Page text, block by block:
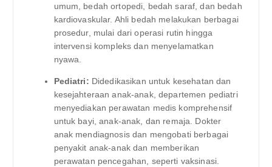
umum, bedah ortopedi, bedah saraf, dan bedah
kardiovaskular. Ahli bedah melakukan berbagai
prosedur, mulai dari operasi rutin hingga
intervensi kompleks dan menyelamatkan
nyawa.
Pediatri: Didedikasikan untuk kesehatan dan
kesejahteraan anak-anak, departemen pediatri
menyediakan perawatan medis komprehensif
untuk bayi, anak-anak, dan remaja. Dokter
anak mendiagnosis dan mengobati berbagai
penyakit anak-anak dan memberikan
perawatan pencegahan, seperti vaksinasi.